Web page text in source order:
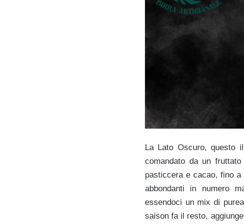
La Lato Oscuro, questo
comandato da un
pasticcera e cacao, fino
abbondanti in numero
essendoci un mix di
saison fa il resto,